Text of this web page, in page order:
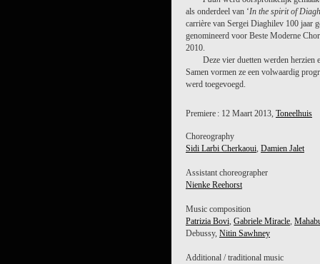
als onderdeel van ‘In the spirit of
carrière van Sergei Diaghilev 100 jaar
genomineerd voor Beste Moderne
2010.
Deze vier duetten werden herzien
Samen vormen ze een volwaardig
werd toegevoegd.
Premiere : 12 Maart 2013, Toneelhuis
Choreography
Sidi Larbi Cherkaoui, Damien Jalet
Assistant choreographer
Nienke Reehorst
Music composition
Patrizia Bovi, Gabriele Miracle,
Debussy, Nitin Sawhney
Additional / traditional music